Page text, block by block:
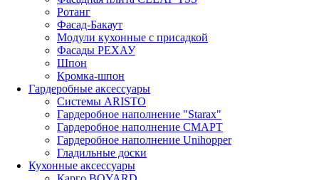
Ротанг
Фасад-Бакаут
Модули кухонные с присадкой
Фасады РЕХАУ
Шпон
Кромка-шпон
Гардеробные аксессуары
Системы ARISTO
Гардеробное наполнение "Starax"
Гардеробное наполнение СМАРТ
Гардеробное наполнение Unihopper
Гладильные доски
Кухонные аксессуары